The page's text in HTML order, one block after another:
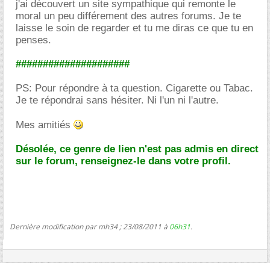
j'ai découvert un site sympathique qui remonte le
moral un peu différement des autres forums. Je te
laisse le soin de regarder et tu me diras ce que tu en
penses.
#####################
PS: Pour répondre à ta question. Cigarette ou Tabac.
Je te répondrai sans hésiter. Ni l'un ni l'autre.
Mes amitiés
Désolée, ce genre de lien n'est pas admis en direct
sur le forum, renseignez-le dans votre profil.
Dernière modification par mh34 ; 23/08/2011 à 06h31.